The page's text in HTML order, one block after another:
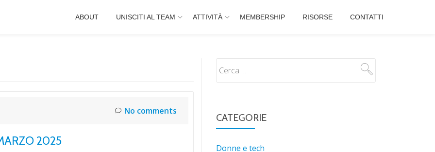
ABOUT UNISCITI AL TEAM ATTIVITÀ MEMBERSHIP RISORSE CONTATTI
No comments
2025
CATEGORIE
Donne e tech